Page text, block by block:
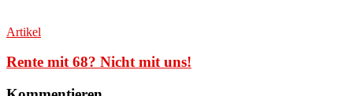
Artikel
Rente mit 68? Nicht mit uns!